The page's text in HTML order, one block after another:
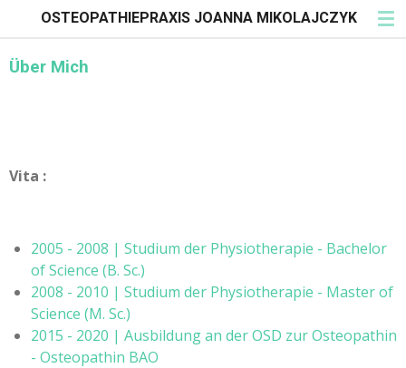
springen
OSTEOPATHIEPRAXIS JOANNA MIKOLAJCZYK
Über Mich
Vita :
2005 - 2008 | Studium der Physiotherapie - Bachelor
of Science (B. Sc.)
2008 - 2010 | Studium der Physiotherapie - Master of
Science (M. Sc.)
2015 - 2020 | Ausbildung an der OSD zur Osteopathin
- Osteopathin BAO